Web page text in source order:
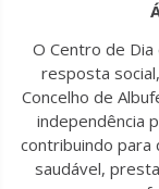
O Centro de
resposta
Concelho de
independência
contribuindo para
saudável,